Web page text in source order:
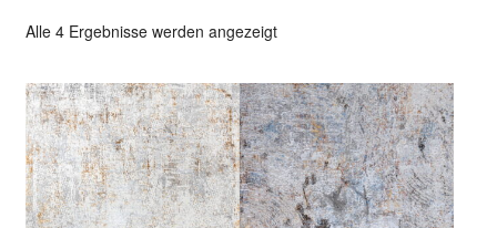
Alle 4 Ergebnisse werden angezeigtNach
sortiert